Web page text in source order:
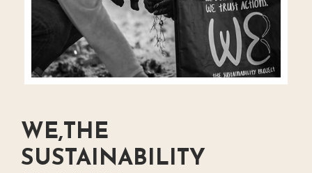
WE,THE
SUSTAINABILITY